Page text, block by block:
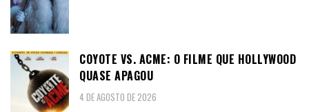
COYOTE VS. ACME: O FILME QUE HOLLYWOOD
QUASE APAGOU
4 DE AGOSTO DE 2026